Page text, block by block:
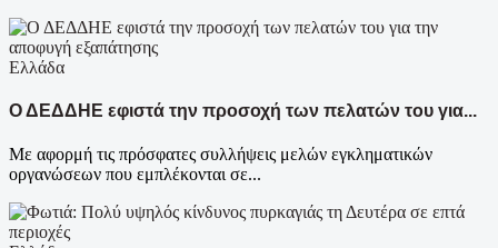
Ελλάδα
Ο ΔΕΔΔΗΕ εφιστά την προσοχή των πελατών του για...
Με αφορμή τις πρόσφατες συλλήψεις μελών εγκληματικών
οργανώσεων που εμπλέκονται σε...